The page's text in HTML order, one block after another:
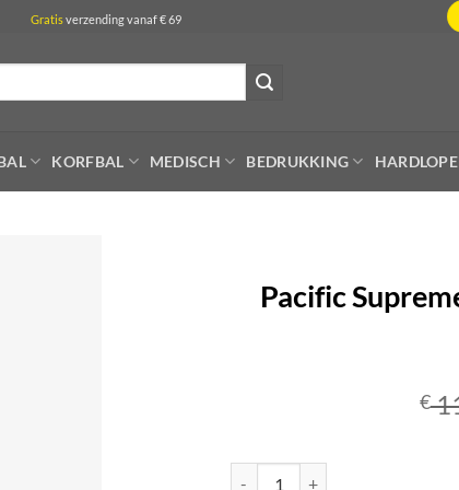
Gratis verzending vanaf € 69
KORFBAL MEDISCH BEDRUKKING
Pacific
€